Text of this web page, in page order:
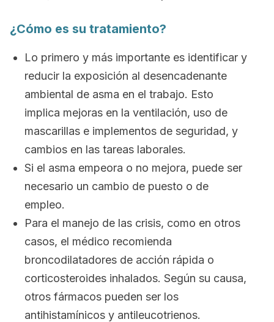
¿Cómo es su tratamiento?
Lo primero y más importante es identificar y
reducir la exposición al desencadenante
ambiental de asma en el trabajo. Esto
implica mejoras en la ventilación, uso de
mascarillas e implementos de seguridad, y
cambios en las tareas laborales.
Si el asma empeora o no mejora, puede ser
necesario un cambio de puesto o de
empleo.
Para el manejo de las crisis, como en otros
casos, el médico recomienda
broncodilatadores de acción rápida o
corticosteroides inhalados. Según su causa,
otros fármacos pueden ser los
antihistamínicos y antileucotrienos.